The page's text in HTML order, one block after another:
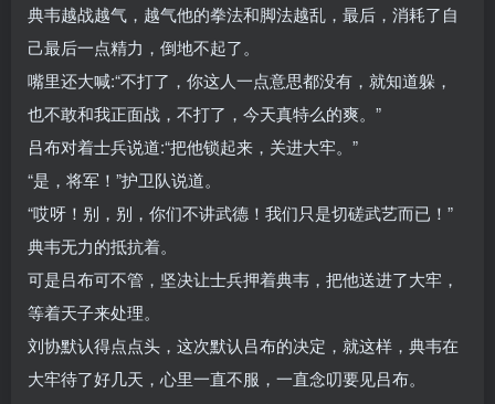
典韦越战越气，越气他的拳法和脚法越乱，最后，消耗了自
己最后一点精力，倒地不起了。
嘴里还大喊:“不打了，你这人一点意思都没有，就知道躲，
也不敢和我正面战，不打了，今天真特么的爽。”
吕布对着士兵说道:“把他锁起来，关进大牢。”
“是，将军！”护卫队说道。
“哎呀！别，别，你们不讲武德！我们只是切磋武艺而已！”
典韦无力的抵抗着。
可是吕布可不管，坚决让士兵押着典韦，把他送进了大牢，
等着天子来处理。
刘协默认得点点头，这次默认吕布的决定，就这样，典韦在
大牢待了好几天，心里一直不服，一直念叨要见吕布。